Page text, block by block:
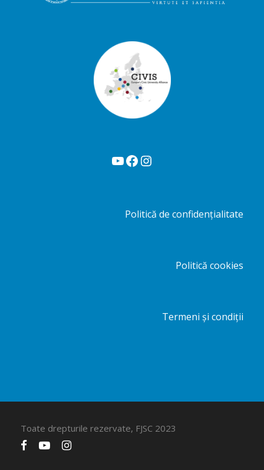
YouTube Facebook Instagram
Politică de confidențialitate
Politică cookies
Termeni și condiții
Toate drepturile rezervate, FJSC 2023